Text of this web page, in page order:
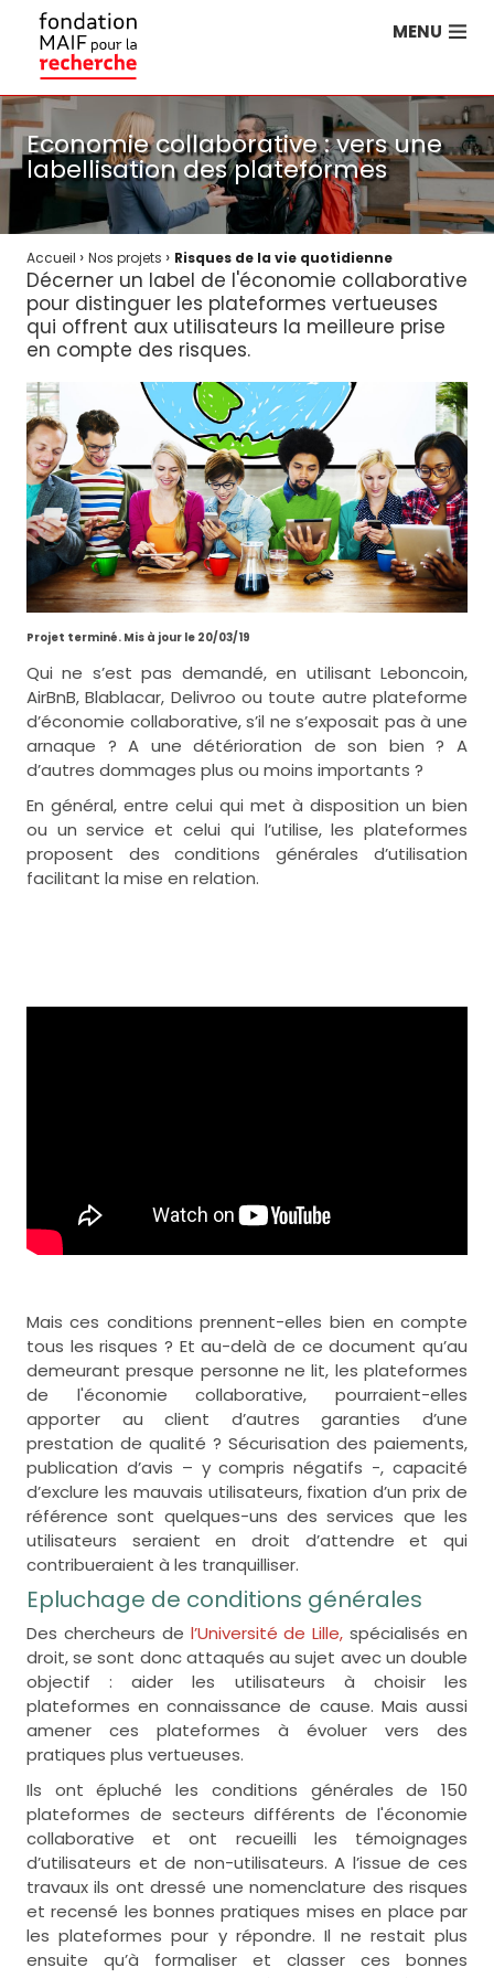
MENU
Economie collaborative : vers une
labellisation des plateformes
Accueil › Nos projets › Risques de la vie quotidienne
Décerner un label de l'économie collaborative
pour distinguer les plateformes vertueuses
qui offrent aux utilisateurs la meilleure prise
en compte des risques.
Projet terminé. Mis à jour le 20/03/19
Qui ne s’est pas demandé, en utilisant Leboncoin,
AirBnB, Blablacar, Delivroo ou toute autre plateforme
d’économie collaborative, s’il ne s’exposait pas à une
arnaque ? A une détérioration de son bien ? A
d’autres dommages plus ou moins importants ?
En général, entre celui qui met à disposition un bien
ou un service et celui qui l’utilise, les plateformes
proposent des conditions générales d’utilisation
facilitant la mise en relation.
Mais ces conditions prennent-elles bien en compte
tous les risques ? Et au-delà de ce document qu’au
demeurant presque personne ne lit, les plateformes
de l'économie collaborative, pourraient-elles
apporter au client d’autres garanties d’une
prestation de qualité ? Sécurisation des paiements,
publication d’avis – y compris négatifs -, capacité
d’exclure les mauvais utilisateurs, fixation d’un prix de
référence sont quelques-uns des services que les
utilisateurs seraient en droit d’attendre et qui
contribueraient à les tranquilliser.
Epluchage de conditions générales
Des chercheurs de l’Université de Lille, spécialisés en
droit, se sont donc attaqués au sujet avec un double
objectif : aider les utilisateurs à choisir les
plateformes en connaissance de cause. Mais aussi
amener ces plateformes à évoluer vers des
pratiques plus vertueuses.
Ils ont épluché les conditions générales de 150
plateformes de secteurs différents de l'économie
collaborative et ont recueilli les témoignages
d’utilisateurs et de non-utilisateurs. A l’issue de ces
travaux ils ont dressé une nomenclature des risques
et recensé les bonnes pratiques mises en place par
les plateformes pour y répondre. Il ne restait plus
ensuite qu’à formaliser et classer ces bonnes